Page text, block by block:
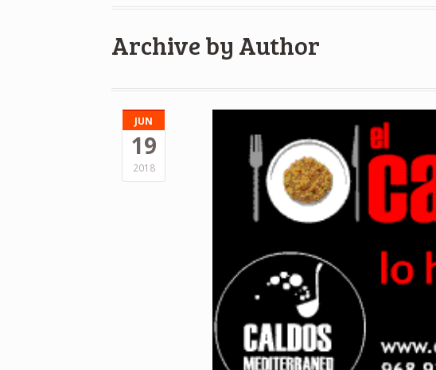
Archive by Author
JUN
19
2018